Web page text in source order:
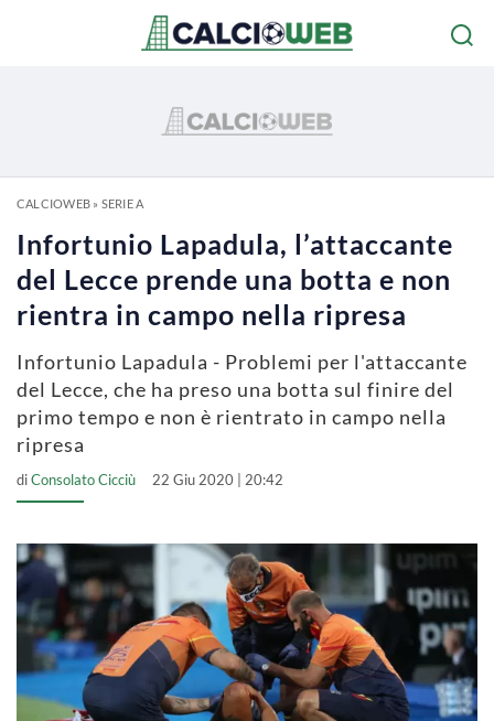
CALCIOWEB» SERIE A
Infortunio Lapadula, l’attaccante
del Lecce prende una botta e non
rientra in campo nella ripresa
Infortunio Lapadula - Problemi per l'attaccante
del Lecce, che ha preso una botta sul finire del
primo tempo e non è rientrato in campo nella
ripresa
diConsolato Cicciù 22 Giu 2020 | 20:42